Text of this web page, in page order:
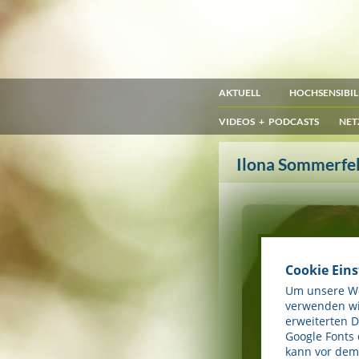
AKTUELL
VIDEOS + PODCASTS
Ilona
Cookie
Um unsere
verwenden
erweiterten
Google
kann vor